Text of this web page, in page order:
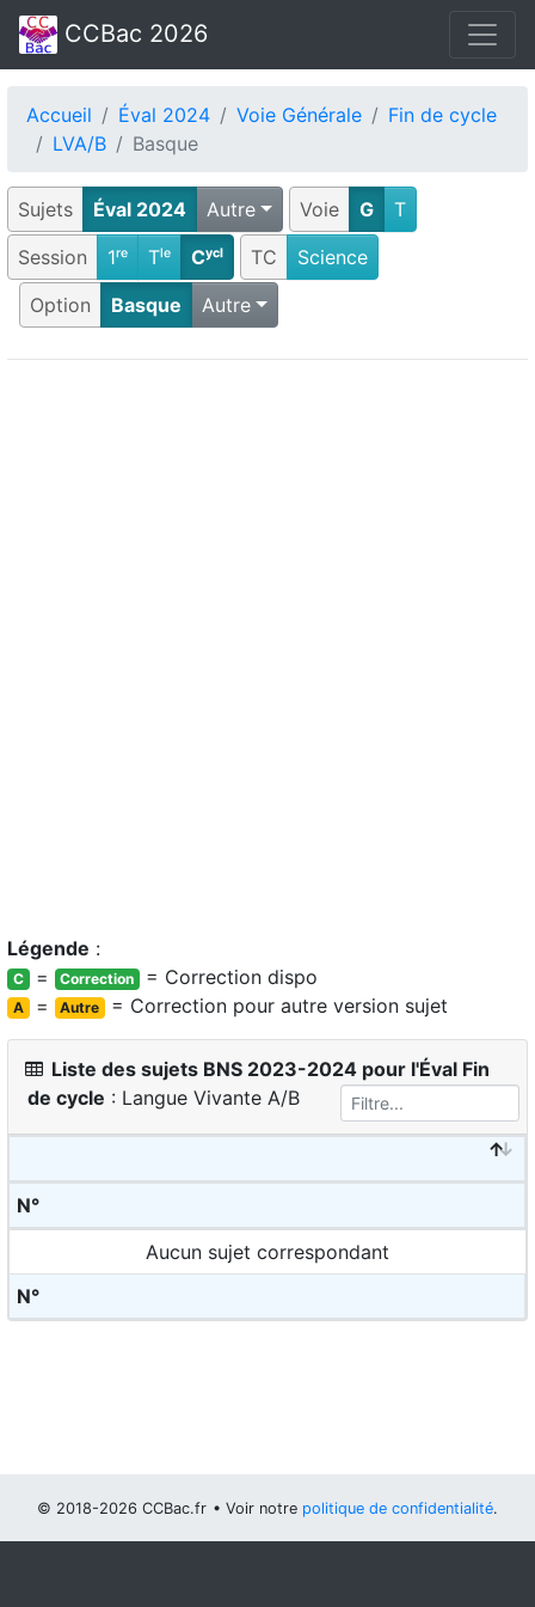
CCBac 2026
Accueil Éval 2024 Voie Générale
Fin de cycle
LVA/B
Basque
Sujets Éval 2024 Autre Voie G
T
Session
1ʳᵉ Tˡᵉ Cʸᶜˡ TC
Science
Option
Basque Autre
Légende :
C = Correction = Correction dispo
A = Autre = Correction pour autre version sujet
Liste des sujets BNS 2023-2024 pour l'Éval Fin
de cycle : Langue Vivante A/B
N°
N°
Aucun sujet correspondant
© 2018-2026 CCBac.fr • Voir notre politique de confidentialité.